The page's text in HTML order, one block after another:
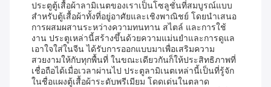
ประตูตู้เสื้อผ้าลามิเนตของเราเป็นโซลูชั่นที่สมบูรณ์แบบ
สำหรับตู้เสื้อผ้าทั้งที่อยู่อาศัยและเชิงพาณิชย์ โดยนำเสนอ
การผสมผสานระหว่างความทนทาน สไตล์ และการใช้
งาน ประตูเหล่านี้สร้างขึ้นด้วยความแม่นยำและการดูแล
เอาใจใส่ในจีน ได้รับการออกแบบมาเพื่อเสริมความ
สวยงามให้กับทุกพื้นที่ ในขณะเดียวกันก็ให้ประสิทธิภาพที่
เชื่อถือได้เมื่อเวลาผ่านไป ประตูลามิเนตเหล่านี้เป็นที่รู้จัก
ในชื่อแผงตู้เสื้อผ้าระดับพรีเมียม โดดเด่นในตลาด